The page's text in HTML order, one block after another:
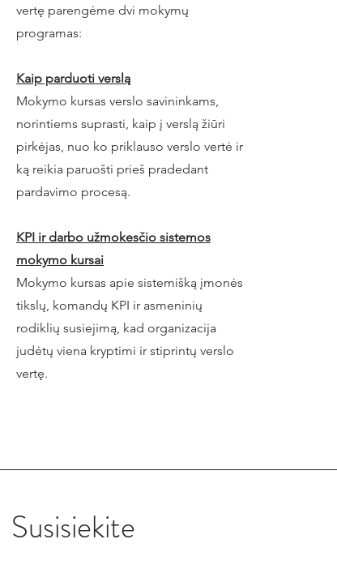
vertę parengėme dvi mokymų
programas:
Kaip parduoti verslą
Mokymo kursas verslo savininkams,
norintiems suprasti, kaip į verslą žiūri
pirkėjas, nuo ko priklauso verslo vertė ir
ką reikia paruošti prieš pradedant
pardavimo procesą.
KPI ir darbo užmokesčio sistemos
mokymo kursai
Mokymo kursas apie sistemišką įmonės
tikslų, komandų KPI ir asmeninių
rodiklių susiejimą, kad organizacija
judėtų viena kryptimi ir stiprintų verslo
vertę.
Susisiekite